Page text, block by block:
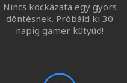
Nincs kockázata egy gyors
döntésnek. Próbáld ki 30
napig gamer kütyüd!